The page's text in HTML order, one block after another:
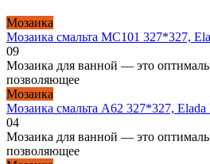
Мозаика
Мозаика смальта MC101 327*327,
09
Мозаика для ванной — это
позволяющее
Мозаика
Мозаика смальта A62 327*327, Elada
04
Мозаика для ванной — это
позволяющее